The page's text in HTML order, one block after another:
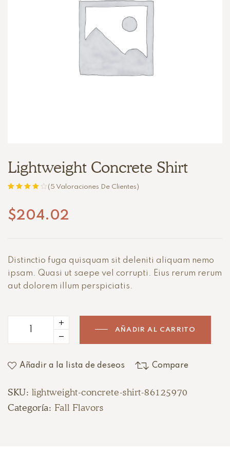
Lightweight Concrete Shirt
5 en base a
(5 Valoraciones De Clientes)
$204.02
Distinctio fuga quisquam sit deleniti aliquam nemo
ipsam. Quasi ut saepe vel corrupti. Eius rerum rerum
aut dolorem illum perspiciatis.
AÑADIR AL CARRITO
Añadir a la lista de deseos Compare
SKU: lightweight-concrete-shirt-86125970
Categoría: Fall Flavors